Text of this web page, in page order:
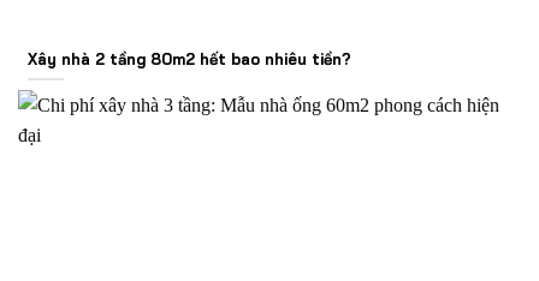
Xây nhà 2 tầng 80m2 hết bao nhiêu tiền?